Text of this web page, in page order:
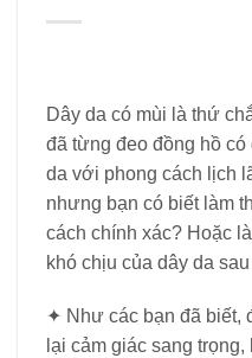
Dây da có mùi là thứ
đã từng đeo đồng hồ
da với phong cách lịch
nhưng bạn có biết làm
cách chính xác? Hoặc
khó chịu của dây da
✦ Như các bạn đã biết,
lại cảm giác sang